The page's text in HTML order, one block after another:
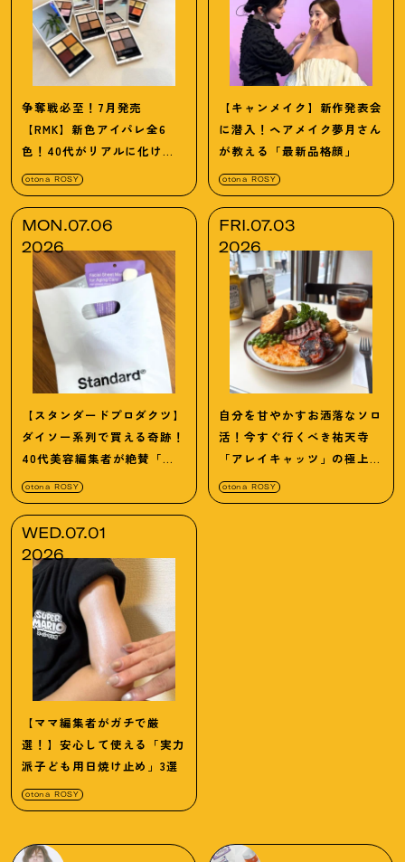
争奪戦必至！7月発売
【RMK】新色アイパレ全6
色！40代がリアルに化ける
「神色」は？
otona ROSY
【キャンメイク】新作発表会
に潜入！ヘアメイク夢月さん
が教える「最新品格顔」
otona ROSY
MON.07.06
2026
【スタンダードプロダクツ】
ダイソー系列で買える奇跡！
40代美容編集者が絶賛「日
本の名産地」高見えコスメ3
選
otona ROSY
FRI.07.03
2026
自分を甘やかすお洒落なソロ
活！今すぐ行くべき祐天寺
「アレイキャッツ」の極上朝
食
otona ROSY
WED.07.01
2026
【ママ編集者がガチで厳
選！】安心して使える「実力
派子ども用日焼け止め」3選
otona ROSY